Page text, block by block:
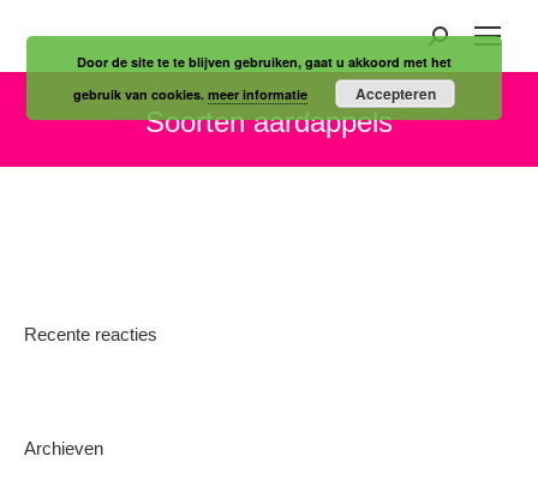
Zoeken:
Soorten aardappels
Recente reacties
Archieven
Door de site te te blijven gebruiken, gaat u akkoord met het
gebruik van cookies.meer informatie Accepteren